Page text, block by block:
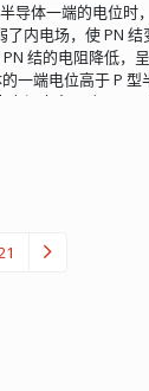
导体一端的电位时
内电场，使 PN 结
结的电阻降低，
一端电位高于 P 型
场方向一致，因而
的电阻增加，呈现
压几乎无关。...